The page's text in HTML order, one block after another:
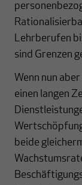
Lehrberufen
sind Grenzen
Wenn nun
einen langen
beide